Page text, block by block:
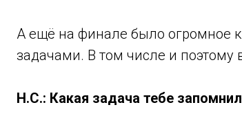
А ещё на финале было огромное
задачами. В том числе и поэтому
Н.С.: Какая задача тебе